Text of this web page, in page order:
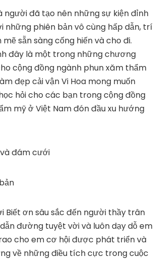
người đã tạo nên những sự kiện đỉnh
phiên bản vô cùng hấp dẫn, trí
sẵn sàng cống hiến và cho đi.
đây là một trong những chương
cộng đồng ngành phun xăm thẩm
đẹp cải vận Vi Hoa mong muốn
hỏi cho các bạn trong cộng đồng
mỹ ở Việt Nam đón đầu xu hướng
Biết ơn sâu sắc đến người thầy trân
đường tuyệt vời và luôn dạy dỗ em
cho em cơ hội được phát triển và
về những điều tích cực trong cuộc